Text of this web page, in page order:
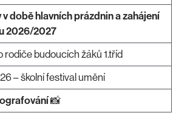
v době hlavních prázdnin a zahájení
2026/2027
rodiče budoucích žáků 1.tříd
– školní festival umění
📸